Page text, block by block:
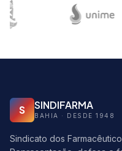
S SINDIFARMA
BAHIA · DESDE 1948
Sindicato dos